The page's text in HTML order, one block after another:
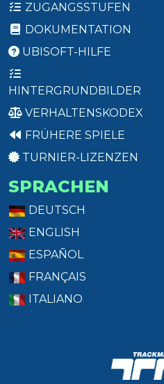
ZUGANGSSTUFEN
DOKUMENTATION
UBISOFT-HILFE
HINTERGRUNDBILDER
VERHALTENSKODEX
FRÜHERE SPIELE
TURNIER-LIZENZEN
SPRACHEN
DEUTSCH
ENGLISH
ESPAÑOL
FRANÇAIS
ITALIANO